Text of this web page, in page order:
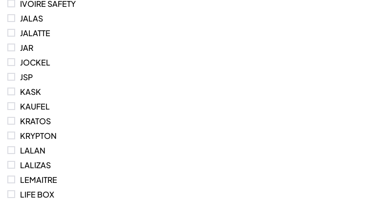
IVOIRE SAFETY
JALAS
JALATTE
JAR
JOCKEL
JSP
KASK
KAUFEL
KRATOS
KRYPTON
LALAN
LALIZAS
LEMAITRE
LIFE BOX